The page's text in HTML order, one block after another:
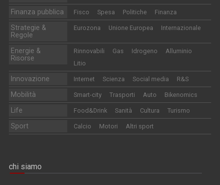
Finanza pubblica Fisco Spesa Politiche Finanza
Strategie &
Regole
Eurozona Unione Europea Internazionale
Energie &
Risorse
Rinnovabili Gas Idrogeno
Alluminio
Litio
Innovazione Internet Scienza Social media R&S
Mobilità Smart-city Trasporti Auto Bikenomics
Life Food&Drink Sanità Cultura Turismo
Sport Calcio Motori Altri sport
chi siamo